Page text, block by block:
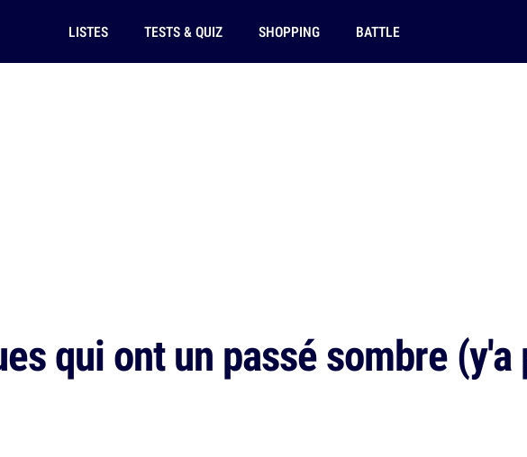
LISTES TESTS & QUIZ SHOPPING BATTLE
qui ont un passé sombre (y'a